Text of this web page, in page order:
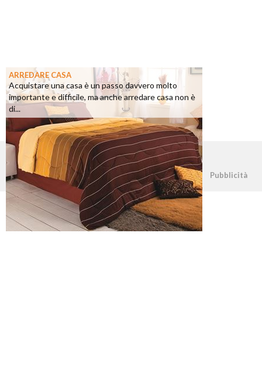
ARREDARE CASA
Acquistare una casa è un passo davvero molto
importante e difficile, ma anche arredare casa non è
di...
©2026 - casapratica.net - p.iva 03338800984 Pubblicità